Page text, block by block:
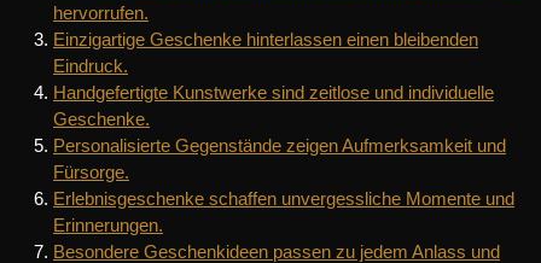
hervorrufen.
Einzigartige Geschenke hinterlassen einen bleibenden
Eindruck.
Handgefertigte Kunstwerke sind zeitlose und individuelle
Geschenke.
Personalisierte Gegenstände zeigen Aufmerksamkeit und
Fürsorge.
Erlebnisgeschenke schaffen unvergessliche Momente und
Erinnerungen.
Besondere Geschenkideen passen zu jedem Anlass und